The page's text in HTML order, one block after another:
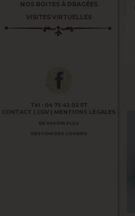
NOS BOITES À DRAGÉES
VISITES VIRTUELLES
Tél : 04 75 43 02 57
CONTACT
CGV MENTIONS LÉGALES
EN SAVOIR PLUS
GESTION DES COOKIES